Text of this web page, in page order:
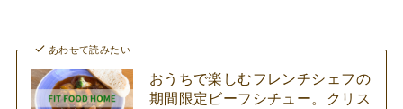
あわせて読みたい
おうちで楽しむフレンチシェフの
期間限定ビーフシチュー。クリス